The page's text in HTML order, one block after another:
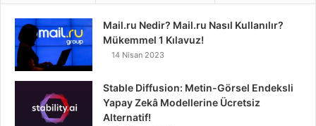
Mail.ru Nedir? Mail.ru Nasıl Kullanılır?
Mükemmel 1 Kılavuz!
14 Nisan 2023
Stable Diffusion: Metin-Görsel Endeksli
Yapay Zekâ Modellerine Ücretsiz
Alternatif!